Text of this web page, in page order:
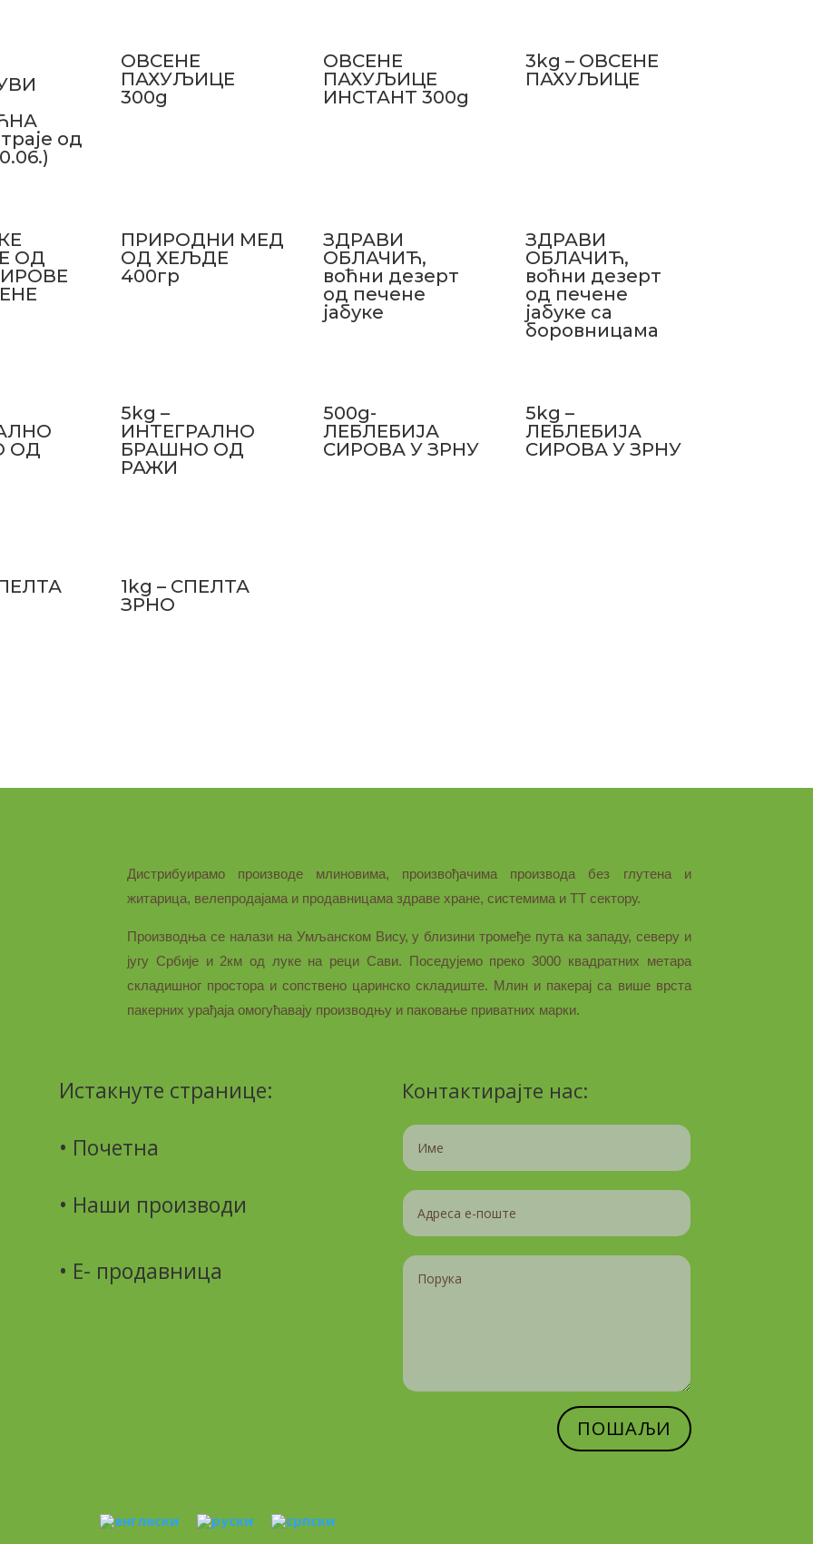
од
ОВСЕНЕ
ПАХУЉИЦЕ
300g
ОВСЕНЕ
ПАХУЉИЦЕ
ИНСТАНТ 300g
3kg – ОВСЕНЕ
ПАХУЉИЦЕ
ОД
ПРИРОДНИ МЕД
ОД ХЕЉДЕ
400гр
ЗДРАВИ
ОБЛАЧИЋ,
воћни дезерт
од печене
јабуке
ЗДРАВИ
ОБЛАЧИЋ,
воћни дезерт
од печене
јабуке са
боровницама
ОД
5kg –
ИНТЕГРАЛНО
БРАШНО ОД
РАЖИ
500g-
ЛЕБЛЕБИЈА
СИРОВА У ЗРНУ
5kg –
ЛЕБЛЕБИЈА
СИРОВА У ЗРНУ
1kg – СПЕЛТА
ЗРНО
Дистрибуирамо производе млиновима, произвођачима производа без глутена и
житарица, велепродајама и продавницама здраве хране, системима и ТТ сектору.
Производња се налази на Умљанском Вису, у близини тромеђе пута ка западу, северу и
југу Србије и 2км од луке на реци Сави. Поседујемо преко 3000 квадратних метара
складишног простора и сопствено царинско складиште. Млин и пакерај са више врста
пакерних урађаја омогућавају производњу и паковање приватних марки.
Истакнуте странице:
• Почетна
• Наши производи
• Е- продавница
Контактирајте нас:
ПОШАЉИ